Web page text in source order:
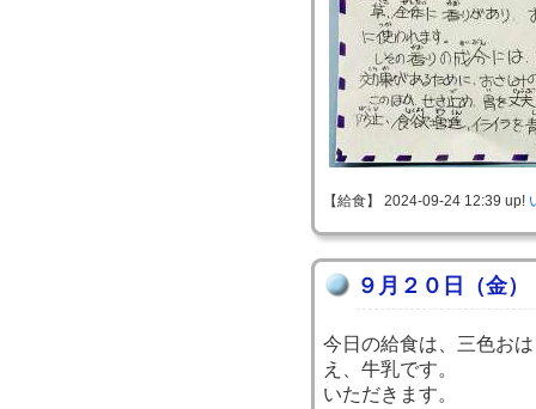
【給食】 2024-09-24 12:39 up!
９月２０日（金）
今日の給食は、三色お
え、牛乳です。
いただきます。